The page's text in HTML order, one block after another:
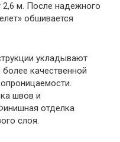
2,6 м. После надежного
обшивается
укладывают
качественной
швов и
отделка
слоя.